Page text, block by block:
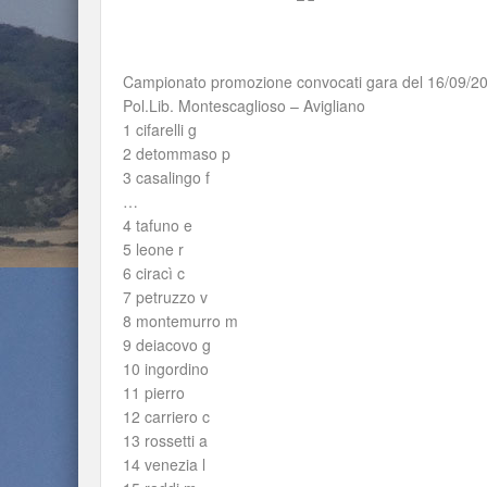
Campionato promozione convocati gara del 16/09/
Pol.Lib. Montescaglioso – Avigliano
1 cifarelli g
2 detommaso p
3 casalingo f
…
4 tafuno e
5 leone r
6 ciracì c
7 petruzzo v
8 montemurro m
9 deiacovo g
10 ingordino
11 pierro
12 carriero c
13 rossetti a
14 venezia l